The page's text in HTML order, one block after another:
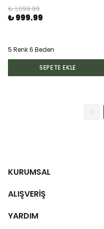
₺ 1,099.99
₺ 999.99
5 Renk 6 Beden
SEPETE EKLE
KURUMSAL
ALIŞVERİŞ
YARDIM